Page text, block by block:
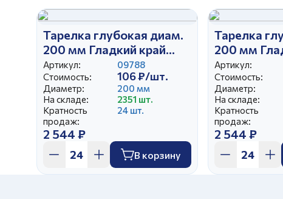
Тарелка глубокая диам.
200 мм Гладкий край
Щенки
Артикул:
09788
Стоимость:
106 ₽/шт.
Диаметр:
200 мм
На складе:
2351 шт.
Кратность
продаж:
24 шт.
2 544 ₽
В корзину
Тарелка
200 мм
Акварель
Артикул:
Стоимость:
Диаметр:
На складе:
Кратность
продаж:
2 544 ₽